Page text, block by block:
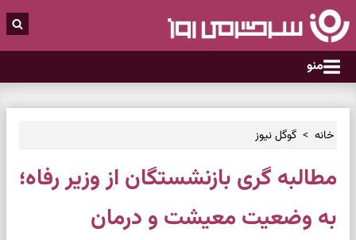
منو
خانه گوگل نیوز
مطالبه گری بازنشستگان از وزیر رفاه؛
به وضعیت معیشت و درمان